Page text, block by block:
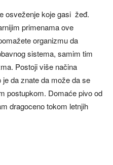
osveženje koje gasi žeđ.
primenama ove
organizmu da
sistema, samim tim
Postoji više načina
da znate da može da se
postupkom. Domaće pivo od
dragoceno tokom letnjih